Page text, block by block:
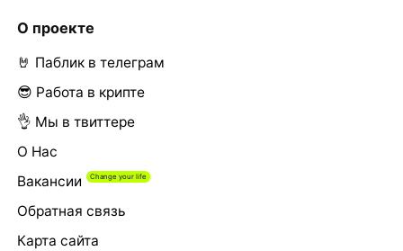
О проекте
🤘 Паблик в телеграм
😎 Работа в крипте
👌 Мы в твиттере
О Нас
Вакансии
Обратная связь
Карта сайта